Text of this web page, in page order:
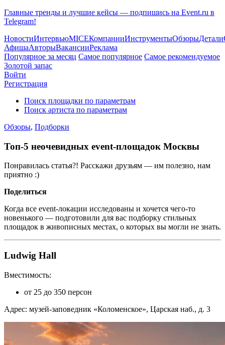
Главные тренды и лучшие кейсы — подпишись на Event.ru в
Telegram!
НовостиИнтервьюMICEКомпанииИнструментыОбзорыДетали
АфишаАвторыВакансииРеклама
Популярное за месяц Самое популярное Самое рекомендуемое
Золотой запас
Войти
Регистрация
Поиск площадки по параметрам
Поиск артиста по параметрам
Обзоры, Подборки
Топ-5 неочевидных event-площадок Москвы
Понравилась статья?! Расскажи друзьям — им полезно, нам
приятно :)
Поделиться
Когда все event-локации исследованы и хочется чего-то
новенького — подготовили для вас подборку стильных
площадок в живописных местах, о которых вы могли не знать.
Ludwig Hall
Вместимость:
от 25 до 350 персон
Адрес: музей-заповедник «Коломенское», Царская наб., д. 3